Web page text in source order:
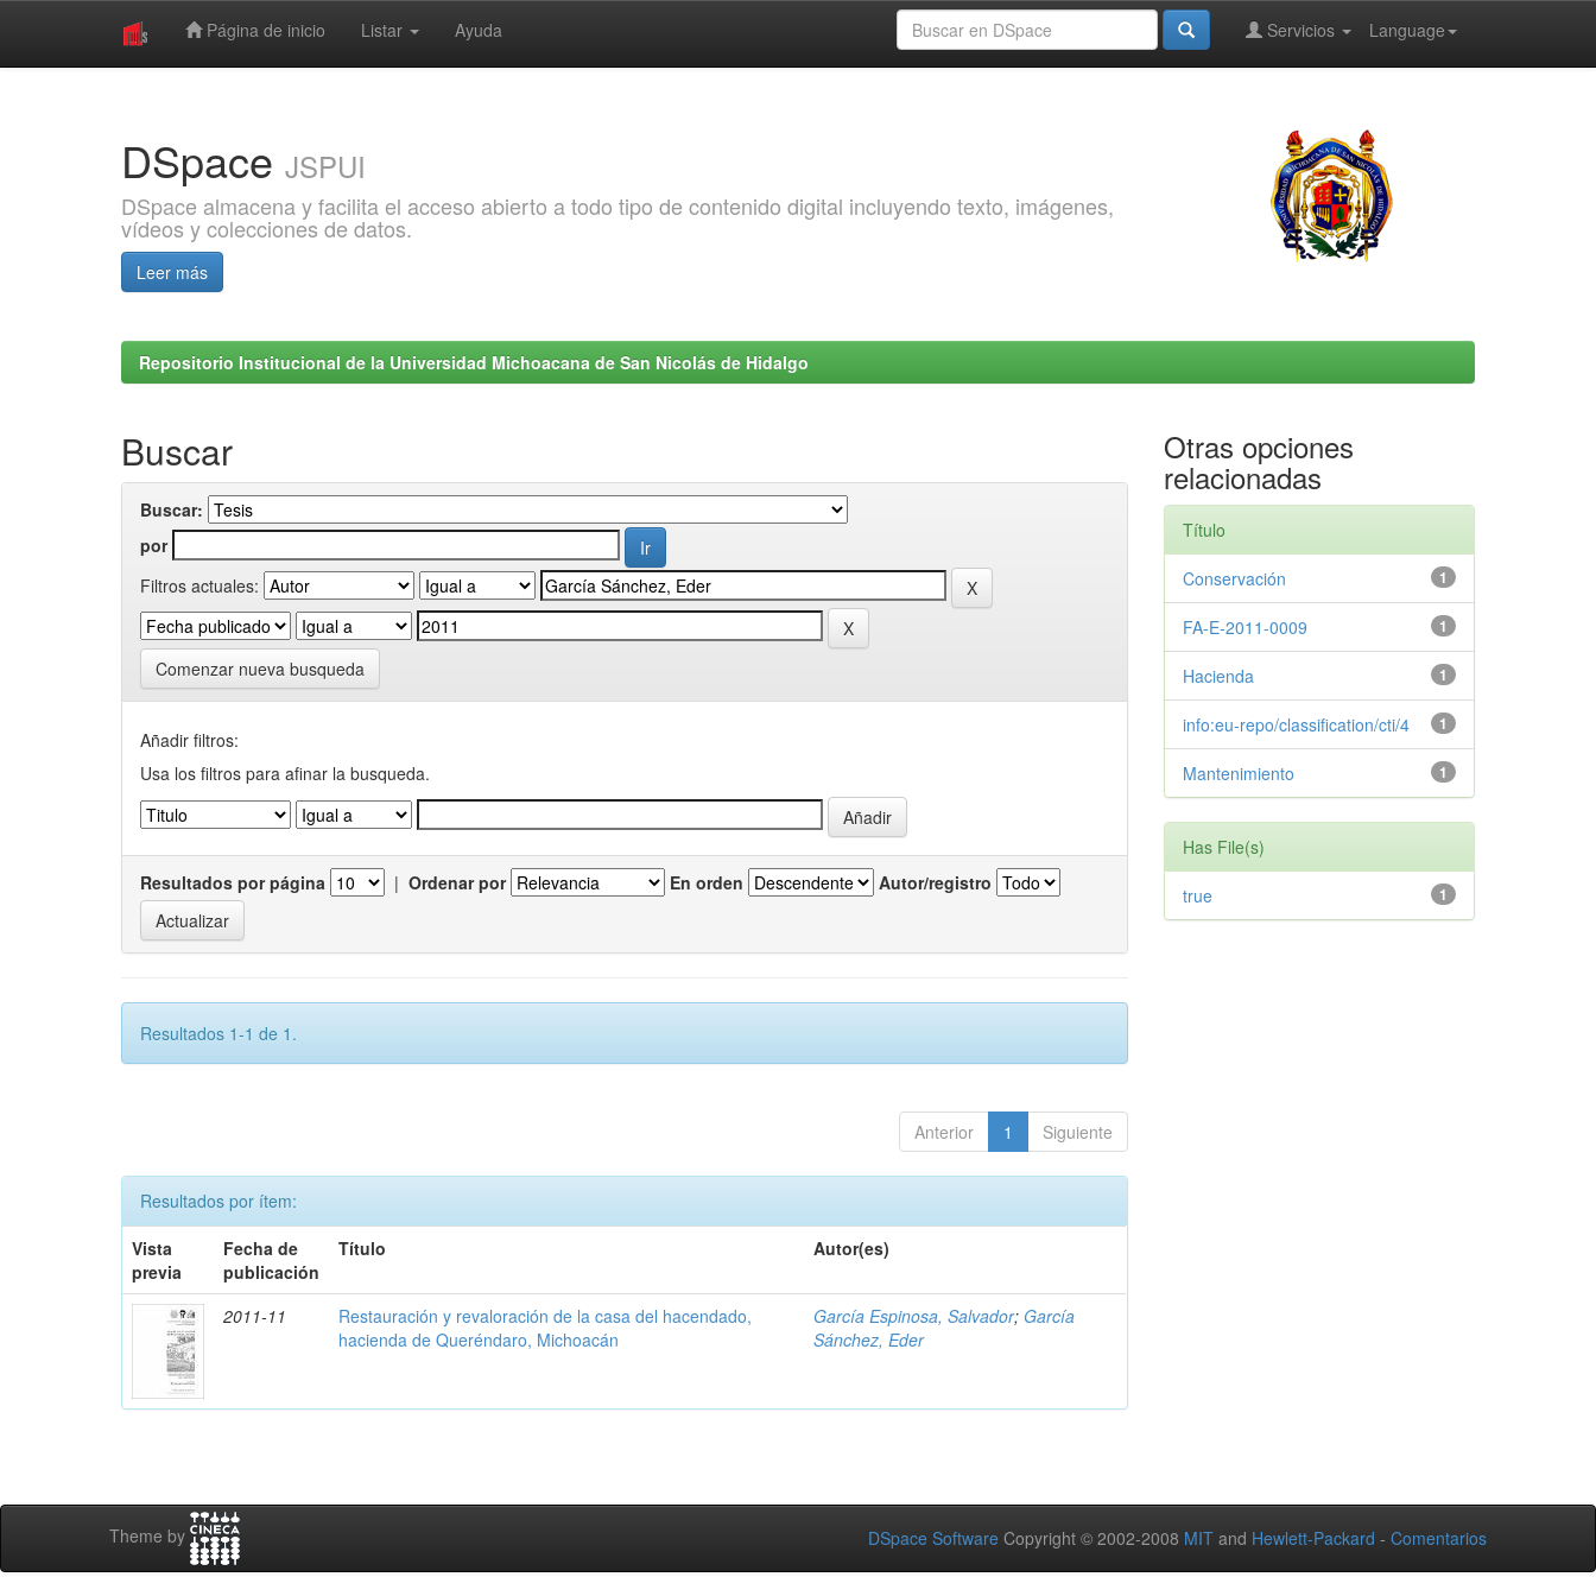
Página de inicio Listar Ayuda Language
Servicios
DSpace JSPUI
DSpace almacena y facilita el acceso abierto a todo tipo de contenido digital incluyendo texto, imágenes,
vídeos y colecciones de datos.
Leer más
Repositorio Institucional de la Universidad Michoacana de San Nicolás de Hidalgo
Buscar
Buscar:
por
Filtros actuales:
Comenzar nueva busqueda
Añadir filtros:
Usa los filtros para afinar la busqueda.
Resultados por página | Ordenar por En orden Autor/registro
Resultados 1-1 de 1.
Anterior 1 Siguiente
Resultados por ítem:
Vista
previa
Fecha de
publicación
Título Autor(es)
2011-11
Restauración y revaloración de la casa del hacendado,
hacienda de Queréndaro, Michoacán
García Espinosa, Salvador; García
Sánchez, Eder
Otras opciones
relacionadas
Título
1
Conservación
1
FA-E-2011-0009
1
Hacienda
1
info:eu-repo/classification/cti/4
1
Mantenimiento
Has File(s)
1
true
Theme by DSpace Software Copyright © 2002-2008 MIT and Hewlett-Packard - Comentarios